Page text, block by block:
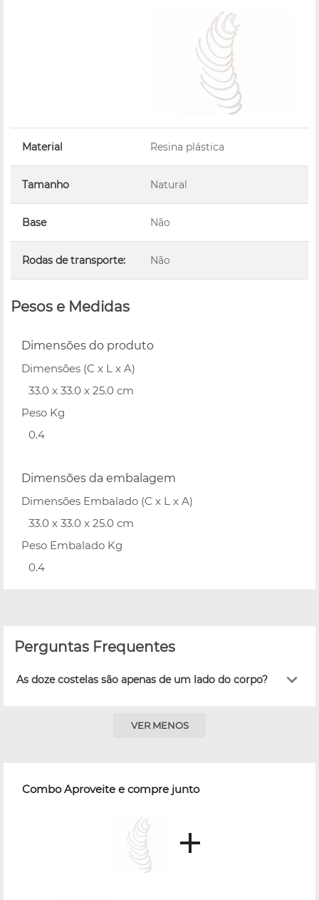
Material Resina plástica
Tamanho Natural
Base Não
Rodas de transporte: Não
Pesos e Medidas
Dimensões do produto
Dimensões (C x L x A)
33.0 x 33.0 x 25.0 cm
Peso Kg
0.4
Dimensões da embalagem
Dimensões Embalado (C x L x A)
33.0 x 33.0 x 25.0 cm
Peso Embalado Kg
0.4
Perguntas Frequentes
As doze costelas são apenas de um lado do corpo?
VER MENOS
Combo Aproveite e compre junto